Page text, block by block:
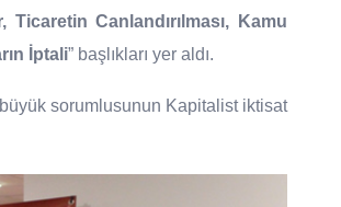
Canlandırılması, Kamu
İptali” başlıkları yer aldı.
sorumlusunun Kapitalist iktisat